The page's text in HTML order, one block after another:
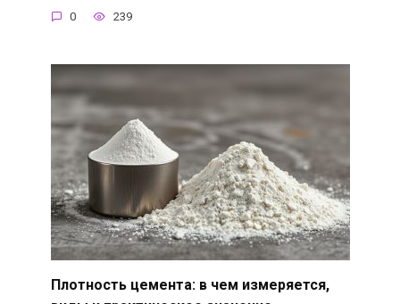
0 239
Плотность цемента: в чем измеряется,